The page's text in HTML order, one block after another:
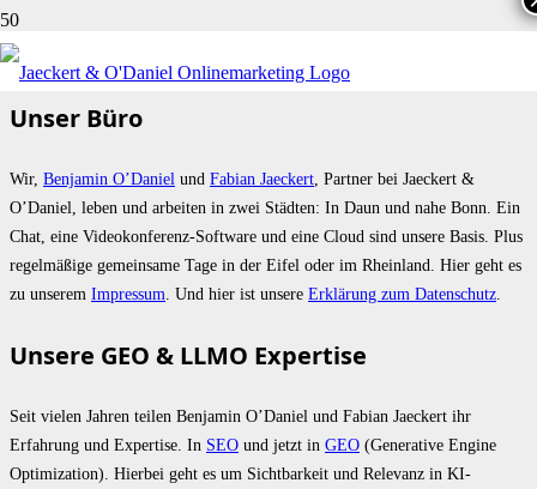
CONTENTS
Unser Büro
Wir, Benjamin O’Daniel und Fabian Jaeckert , Partner bei Jaeckert &
O’Daniel, leben und arbeiten in zwei Städten: In Daun und nahe Bonn. Ein
Chat, eine Videokonferenz-Software und eine Cloud sind unsere Basis. Plus
regelmäßige gemeinsame Tage in der Eifel oder im Rheinland. Hier geht es
zu unserem Impressum . Und hier ist unsere Erklärung zum Datenschutz
Unsere GEO & LLMO Expertise
Seit vielen Jahren teilen Benjamin O’Daniel und Fabian Jaeckert ihr
Erfahrung und Expertise. In SEO und jetzt in GEO (Generative Engine
Optimization). Hierbei geht es um Sichtbarkeit und Relevanz in KI-